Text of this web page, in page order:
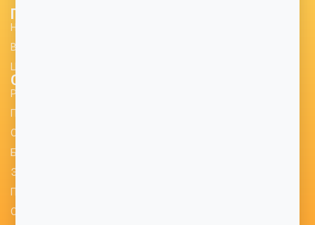
Поступающему
Новости для поступающих
Все специальности
Центр трудоустройства
Студенту
Расписание
Приказы о ликвидации задолженности
Оценка качества образовательной деятельности
Библиотека
Электронно-информационная образовательная среда
Практика и трудоустройство
Оплата за обучение